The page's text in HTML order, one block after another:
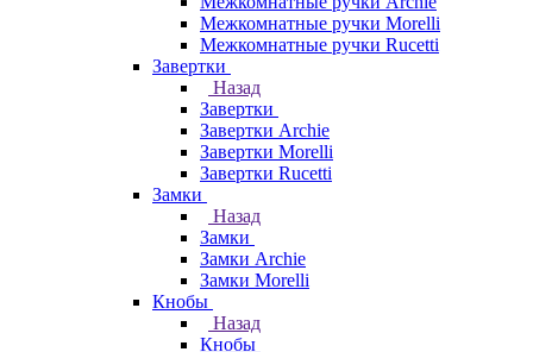
Межкомнатные ручки Morelli
Межкомнатные ручки Rucetti
Завертки
Назад
Завертки
Завертки Archie
Завертки Morelli
Завертки Rucetti
Замки
Назад
Замки
Замки Archie
Замки Morelli
Кнобы
Назад
Кнобы